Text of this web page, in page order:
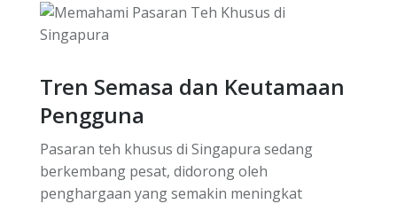
Tren Semasa dan Keutamaan
Pengguna
Pasaran teh khusus di Singapura sedang
berkembang pesat, didorong oleh
penghargaan yang semakin meningkat